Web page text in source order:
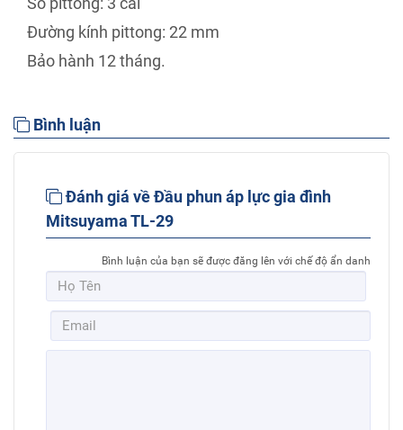
Đường kính pittong: 22 mm
Bảo hành 12 tháng.
Bình luận
Đánh giá về Đầu phun áp lực gia đình
Mitsuyama TL-29
Bình luận của bạn sẽ được đăng lên với chế độ ẩn danh